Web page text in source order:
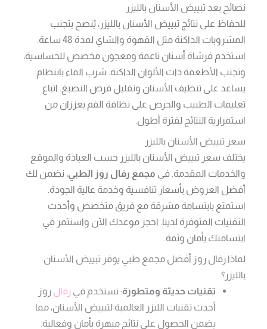
نصائح بعد تبييض الأسنان بالليزر
للحفاظ على نتائج تبييض الأسنان بالليزر، يُنصح بتجنب
المشروبات الداكنة مثل القهوة والشاي لمدة 48 ساعة.
استخدم فرشاة أسنان ناعمة ومعجون مخصص للحساسية،
وتجنب الأطعمة ذات الألوان الداكنة. شرب الماء بانتظام
يساعد على تنظيف الأسنان وتقليل فرص التصبغ. اتباع
تعليمات الطبيب والحرص على نظافة الفم يعززان من
استمرارية النتائج لفترة أطول.
سعر تبييض الأسنان بالليزر
يختلف سعر تبييض الأسنان بالليزر حسب العيادة والموقع
والخدمات المقدمة. في مجمع رفال روز الطبي، نضمن لك
أفضل العروض بأسعار تنافسية وخدمة عالية الجودة.
استمتع بابتسامة مشرقة مع فريق متخصص وأحدث
التقنيات المتوفرة لدينا. احجز موعدك الآن واستثمر في
ابتسامتك بأمان وثقة.
لماذا رفال روز أفضل مجمع طبي يوفر تبييض الأسنان
بالليزر؟
تقنيات حديثة ومتطورة: نستخدم في رفال روز
أحدث تقنيات الليزر العالمية لتبييض الأسنان، مما
يضمن الحصول على نتائج مبهرة بأمان وفعالية.